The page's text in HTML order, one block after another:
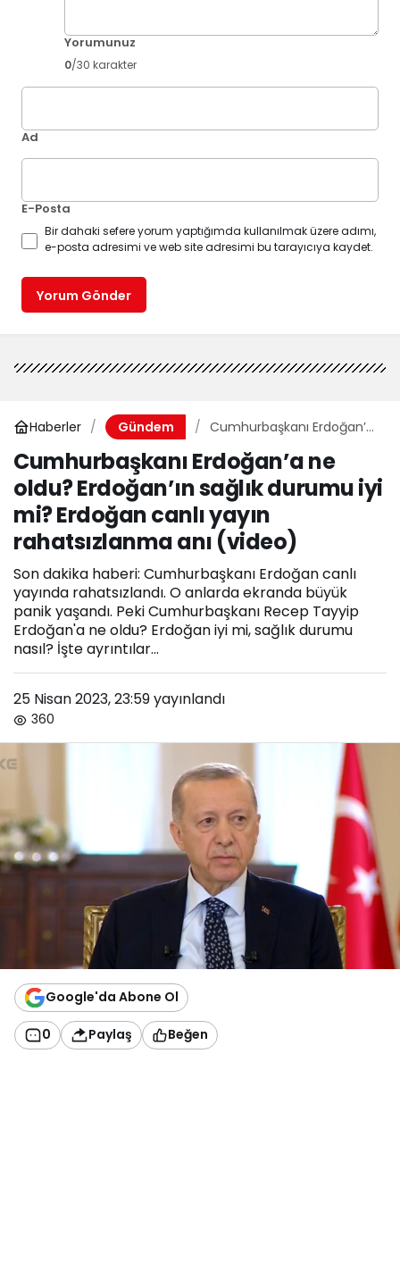
Yorumunuz
0/30 karakter
Ad
E-Posta
Bir dahaki sefere yorum yaptığımda kullanılmak üzere adımı,
e-posta adresimi ve web site adresimi bu tarayıcıya kaydet.
Yorum Gönder
Haberler Gündem
Cumhurbaşkanı Erdoğan’a
durumu iyi mi? Erdoğan
canlı yayın
rahatsızlanma anı (video)
Cumhurbaşkanı Erdoğan’a ne
oldu? Erdoğan’ın sağlık durumu iyi
mi? Erdoğan canlı yayın
rahatsızlanma anı (video)
Son dakika haberi: Cumhurbaşkanı Erdoğan canlı
yayında rahatsızlandı. O anlarda ekranda büyük
panik yaşandı. Peki Cumhurbaşkanı Recep Tayyip
Erdoğan'a ne oldu? Erdoğan iyi mi, sağlık durumu
nasıl? İşte ayrıntılar...
25 Nisan 2023, 23:59yayınlandı
360
Google'da Abone Ol
0 Paylaş Beğen